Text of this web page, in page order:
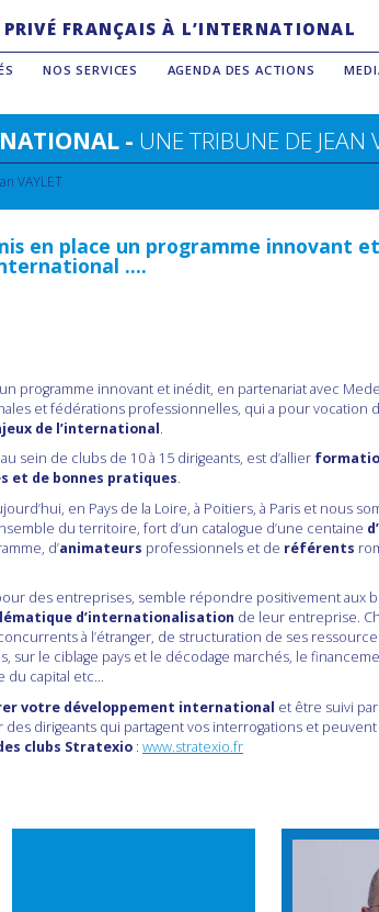
PRIVÉ FRANÇAIS À L’INTERNATIONAL
NOS SERVICES AGENDA DES ACTIONS
- UNE TRIBUNE DE JEAN
VAYLET
en place un programme innovant
....
programme innovant et inédit, en partenariat avec
et fédérations professionnelles, qui a pour vocation
de l’international.
sein de clubs de 10 à 15 dirigeants, est d’allier
et de bonnes pratiques.
en Pays de la Loire, à Poitiers, à Paris et nous
du territoire, fort d’un catalogue d’une centaine
d’animateurs professionnels et de référents
des entreprises, semble répondre positivement aux
d’internationalisation de leur entreprise.
à l’étranger, de structuration de ses
le ciblage pays et le décodage marchés, le
du capital etc…
votre développement international et être suivi
dirigeants qui partagent vos interrogations et
clubs Stratexio : www.stratexio.fr